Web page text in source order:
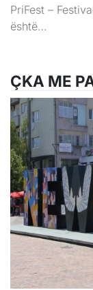
PriFest –
është…
ÇKA ME